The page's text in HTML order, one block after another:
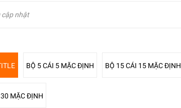
cập nhật
BỘ 5 CÁI 5 MẶC ĐỊNH BỘ 15 CÁI 15 MẶC ĐỊNH
MẶC ĐỊNH